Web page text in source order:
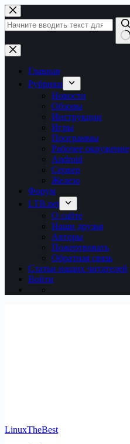
Перейти
к
сути
Ничего
не
найденоГлавная
Рубрики
Новости
Обзоры
Инструкции
Игры
Программы
Рабочее окружение
Android
Сервер
Железо
Форум
LTB.net
О сайте
Наши друзья
Авторы
Пожертвовать
Обратная связь
Статьи наших читателей
Войти
LinuxTheBest